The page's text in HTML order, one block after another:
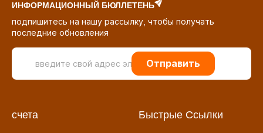
ИНФОРМАЦИОННЫЙ БЮЛЛЕТЕНЬ
подпишитесь на нашу рассылку, чтобы получать
последние обновления
Отправить
счета Быстрые Ссылки